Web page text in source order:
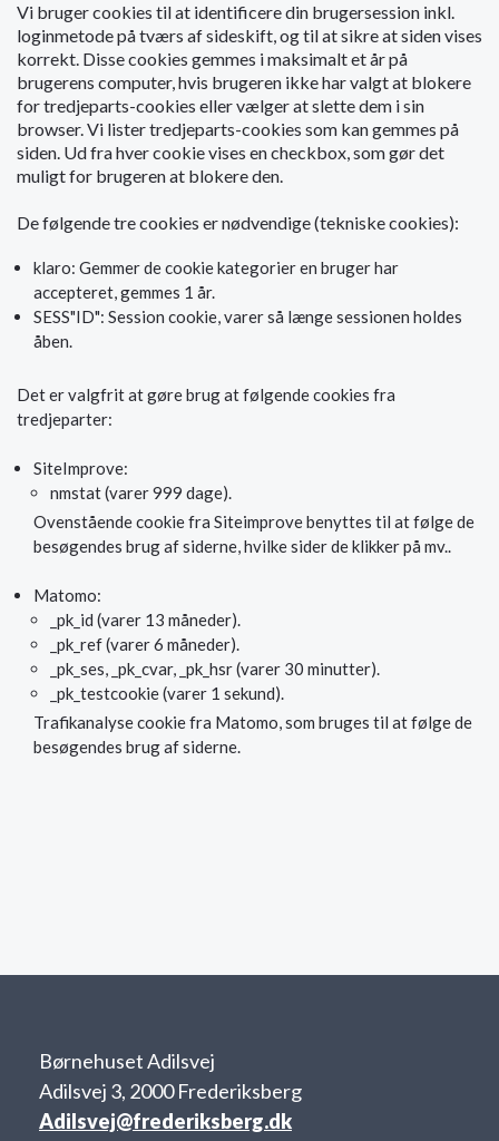
Vi bruger cookies til at identificere din brugersession inkl.
loginmetode på tværs af sideskift, og til at sikre at siden vises
korrekt. Disse cookies gemmes i maksimalt et år på
brugerens computer, hvis brugeren ikke har valgt at blokere
for tredjeparts-cookies eller vælger at slette dem i sin
browser. Vi lister tredjeparts-cookies som kan gemmes på
siden. Ud fra hver cookie vises en checkbox, som gør det
muligt for brugeren at blokere den.
De følgende tre cookies er nødvendige (tekniske cookies):
klaro: Gemmer de cookie kategorier en bruger har
accepteret, gemmes 1 år.
SESS"ID": Session cookie, varer så længe sessionen holdes
åben.
Det er valgfrit at gøre brug at følgende cookies fra
tredjeparter:
SiteImprove:
nmstat (varer 999 dage).
Ovenstående cookie fra Siteimprove benyttes til at følge de
besøgendes brug af siderne, hvilke sider de klikker på mv..
Matomo:
_pk_id (varer 13 måneder).
_pk_ref (varer 6 måneder).
_pk_ses, _pk_cvar, _pk_hsr (varer 30 minutter).
_pk_testcookie (varer 1 sekund).
Trafikanalyse cookie fra Matomo, som bruges til at følge de
besøgendes brug af siderne.
Børnehuset Adilsvej
Adilsvej 3, 2000 Frederiksberg
Adilsvej@frederiksberg.dk